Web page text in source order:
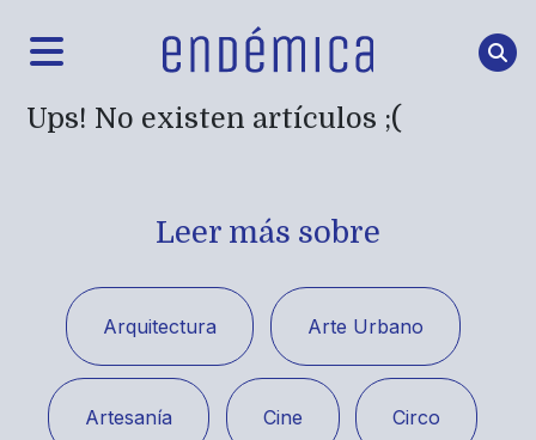
Ups! No existen artículos ;(
Leer más sobre
Arquitectura Arte Urbano
Artesanía Cine Circo